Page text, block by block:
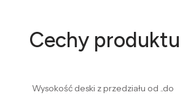
Cechy produktu
Wysokość deski z przedziału od ..do